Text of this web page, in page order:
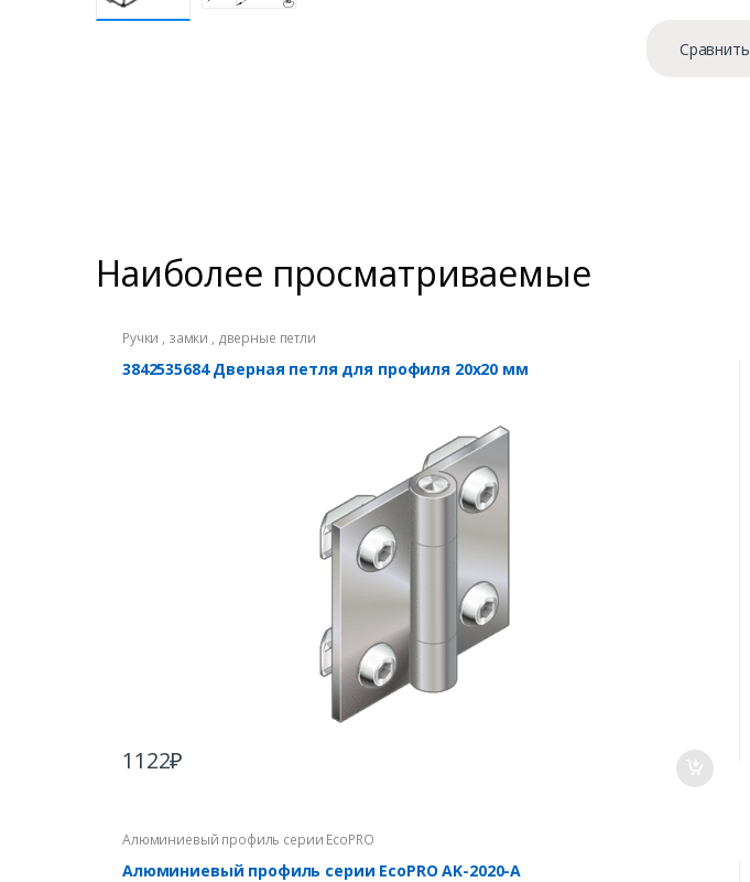
Сравнить
Наиболее просматриваемые
Ручки , замки , дверные петли
3842535684 Дверная петля для профиля 20х20 мм
1122₽
Алюминиевый профиль серии EcoPRO
Алюминиевый профиль серии EcoPRO AK-2020-A